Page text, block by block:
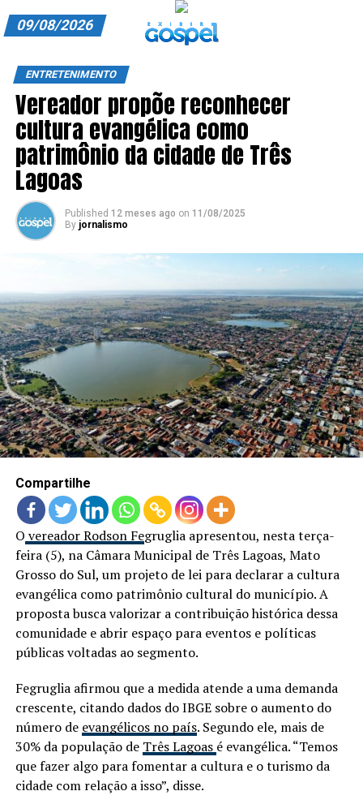
ANUNCIE CONOSCO
ASSINE
CARRINHO
EDITORIAL
ENTREVISTAS
FINALIZAR COMPRA
HOME
LANÇAMENTOS
09/08/2026
ENTRETENIMENTO
Vereador propõe reconhecer
cultura evangélica como
patrimônio da cidade de Três
Lagoas
Published 12 meses ago on 11/08/2025
By jornalismo
Compartilhe
O vereador Rodson Fegruglia apresentou, nesta terça-
feira (5), na Câmara Municipal de Três Lagoas, Mato
Grosso do Sul, um projeto de lei para declarar a cultura
evangélica como patrimônio cultural do município. A
proposta busca valorizar a contribuição histórica dessa
comunidade e abrir espaço para eventos e políticas
públicas voltadas ao segmento.
Fegruglia afirmou que a medida atende a uma demanda
crescente, citando dados do IBGE sobre o aumento do
número de evangélicos no país. Segundo ele, mais de
30% da população de Três Lagoas é evangélica. “Temos
que fazer algo para fomentar a cultura e o turismo da
cidade com relação a isso”, disse.